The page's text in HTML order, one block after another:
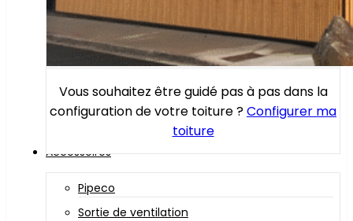
Vous souhaitez être guidé pas à pas dans la
configuration de votre toiture ?Configurer ma
toiture
Accessoires
Pipeco
Sortie de ventilation